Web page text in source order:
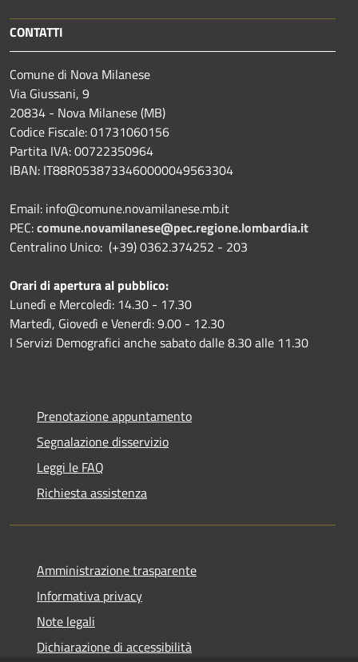
CONTATTI
Comune di Nova Milanese
Via Giussani, 9
20834 - Nova Milanese (MB)
Codice Fiscale: 01731060156
Partita IVA: 00722350964
IBAN: IT88R0538733460000049563304
Email: info@comune.novamilanese.mb.it
PEC:comune.novamilanese@pec.regione.lombardia.it
Centralino Unico: (+39) 0362.374252 - 203
Orari di apertura al pubblico:
Lunedì e Mercoledì: 14.30 - 17.30
Martedì, Giovedì e Venerdì: 9.00 - 12.30
I Servizi Demografici anche sabato dalle 8.30 alle 11.30
Prenotazione appuntamento
Segnalazione disservizio
Leggi le FAQ
Richiesta assistenza
Amministrazione trasparente
Informativa privacy
Note legali
Dichiarazione di accessibilità